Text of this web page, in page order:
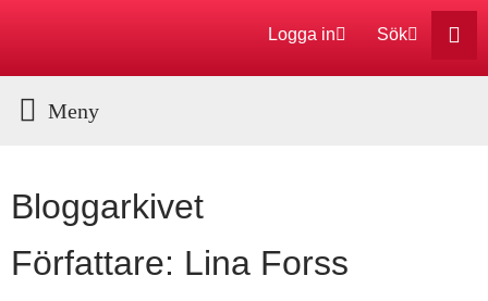
Logga in Sök
Bloggarkivet
Författare: Lina Forss